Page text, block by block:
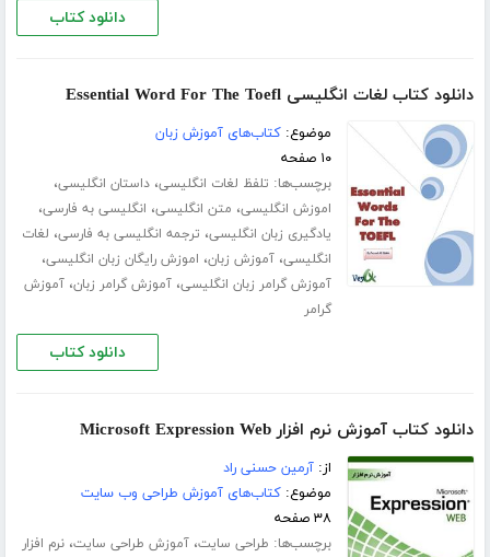
دانلود کتاب
دانلود کتاب لغات انگلیسی Essential Word For The Toefl
موضوع:کتاب‌های آموزش زبان
۱۰ صفحه
برچسب‌ها: تلفظ لغات انگلیسی،داستان انگلیسی،
اموزش انگلیسی، متن انگلیسی، انگلیسی به فارسی،
یادگیری زبان انگلیسی، ترجمه انگلیسی به فارسی، لغات
انگلیسی،آموزش زبان، اموزش رایگان زبان انگلیسی،
آموزش گرامر زبان انگلیسی،آموزش گرامر زبان،آموزش
گرامر
دانلود کتاب
دانلود کتاب آموزش نرم افزار Microsoft Expression Web
از:آرمین حسنی راد
موضوع:کتاب‌های آموزش طراحی وب سایت
۳۸ صفحه
برچسب‌ها: طراحی سایت،آموزش طراحی سایت،نرم افزار